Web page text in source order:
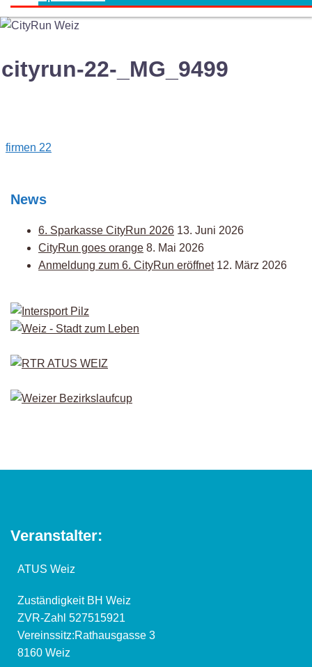
cityrun-22-_MG_9499
Post
firmen 22
News
6. Sparkasse CityRun 2026 13. Juni 2026
CityRun goes orange 8. Mai 2026
Anmeldung zum 6. CityRun eröffnet 12. März 2026
Veranstalter:
ATUS Weiz
Zuständigkeit BH Weiz
ZVR-Zahl 527515921
Vereinssitz:Rathausgasse 3
8160 Weiz